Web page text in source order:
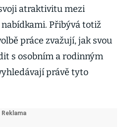
atraktivitu mezi
Přibývá totiž
práce zvažují, jak svou
s osobním a rodinným
právě tyto